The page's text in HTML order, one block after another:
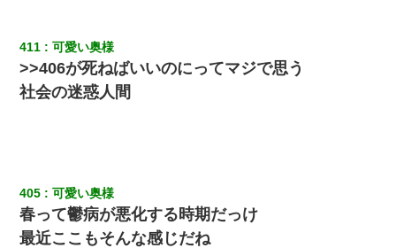
411 可愛い奥様
>>406が死ねばいいのにってマジで思う
社会の迷惑人間
405 可愛い奥様
春って鬱病が悪化する時期だっけ
最近ここもそんな感じだね